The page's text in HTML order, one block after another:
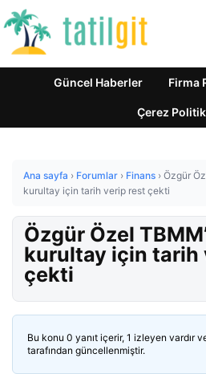
Güncel Haberler Firma
Çerez
Ana sayfa › Forumlar › Finans › Özgür
kurultay için tarih verip rest çekti
Özgür Özel
kurultay için tarih
çekti
Bu konu 0 yanıt içerir, 1 izleyen vardır
tarafından güncellenmiştir.